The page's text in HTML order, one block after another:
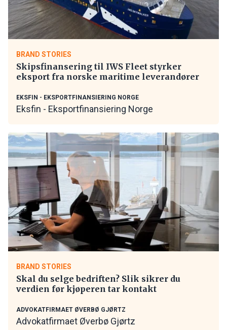
BRAND STORIES
Skipsfinansering til IWS Fleet styrker
eksport fra norske maritime leverandører
EKSFIN - EKSPORTFINANSIERING NORGE
Eksfin - Eksportfinansiering Norge
BRAND STORIES
Skal du selge bedriften? Slik sikrer du
verdien før kjøperen tar kontakt
ADVOKATFIRMAET ØVERBØ GJØRTZ
Advokatfirmaet Øverbø Gjørtz